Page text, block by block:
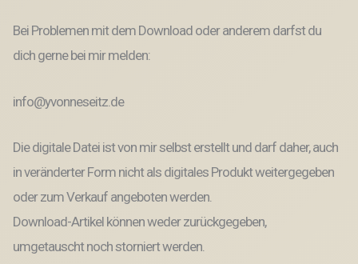
Bei Problemen mit dem Download oder anderem darfst du
dich gerne bei mir melden:
info@yvonneseitz.de
Die digitale Datei ist von mir selbst erstellt und darf daher, auch
in veränderter Form nicht als digitales Produkt weitergegeben
oder zum Verkauf angeboten werden.
Download-Artikel können weder zurückgegeben,
umgetauscht noch storniert werden.